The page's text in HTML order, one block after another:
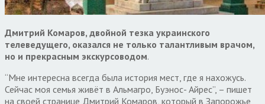
Дмитрий Комаров, двойной тезка украинского
телеведущего, оказался не только талантливым врачом,
но и прекрасным экскурсоводом.
“Мне интересна всегда была история мест, где я нахожусь.
Сейчас моя семья живёт в Альмагро, Буэнос- Айрес”, – пишет
на своей странице Дмитрий Комаров, который в Запорожье